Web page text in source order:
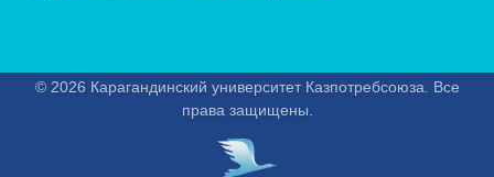
© 2026 Карагандинский университет Казпотребсоюза. Все
права защищены.